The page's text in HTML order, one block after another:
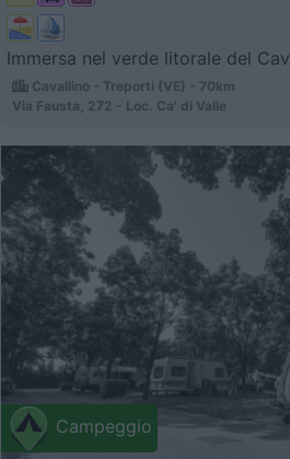
Immersa nel verde litorale del
Cavallino - Treporti (VE) - 70km
Via Fausta, 272 - Loc. Ca' di Valle
Campeggio